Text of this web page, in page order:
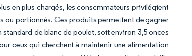
en plus chargés, les consommateurs privilégient
ou portionnés. Ces produits permettent de gagner
de blanc de poulet, soit environ 3,5 onces
ceux qui cherchent à maintenir une alimentation